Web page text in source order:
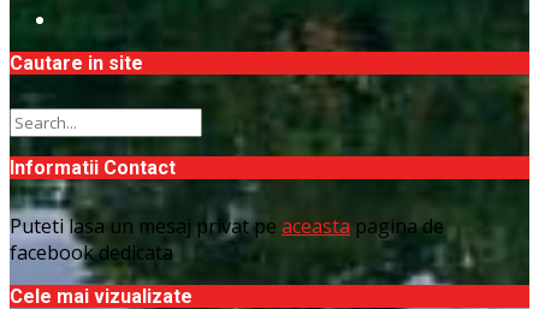
Cautare in site
Informatii Contact
Puteti lasa un mesaj privat pe aceasta pagina de
facebook dedicata
Cele mai vizualizate